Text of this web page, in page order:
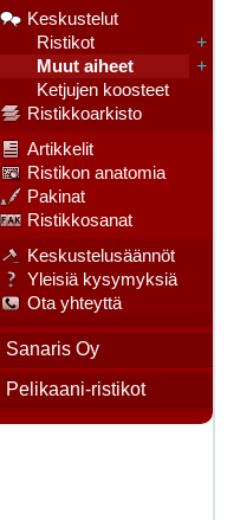
Keskustelut
Ristikot
+
Muut aiheet
+
Ketjujen koosteet
Ristikkoarkisto
Artikkelit
Ristikon anatomia
Pakinat
Ristikkosanat
Keskustelusäännöt
Yleisiä kysymyksiä
Ota yhteyttä
Sanaris Oy
Pelikaani-ristikot